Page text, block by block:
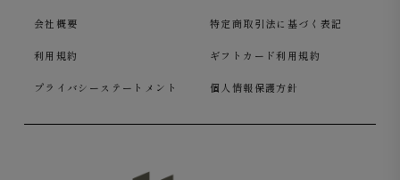
会社概要 特定商取引法に基づく表記
利用規約 ギフトカード利用規約
プライバシーステートメント 個人情報保護方針